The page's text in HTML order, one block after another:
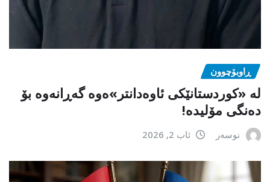
ڕاوبۆچوون
لە «کوردستانێکی ئاوەدانتر»ەوە گەڕانەوە بۆ
دەنگی مۆلیدە!
نوسەر ئاب 2, 2026